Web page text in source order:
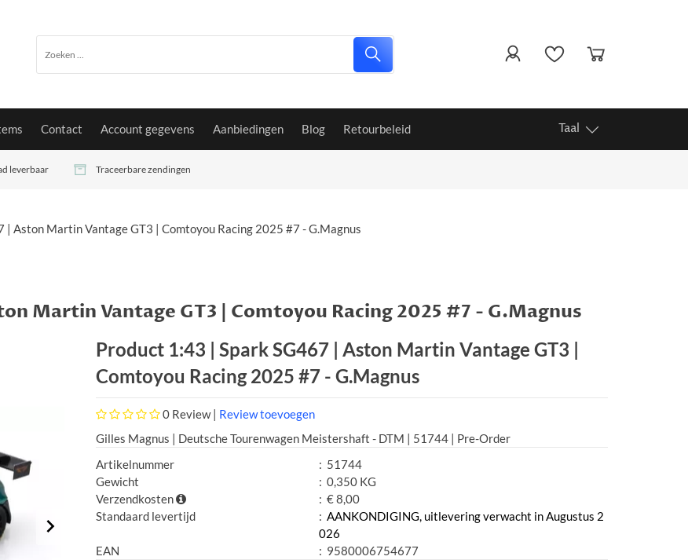
Contact Account gegevens Aanbiedingen Blog Retourbeleid Taal
leverbaar Traceerbare zendingen
| Aston Martin Vantage GT3 | Comtoyou Racing 2025 #7 - G.Magnus
Martin Vantage GT3 | Comtoyou Racing 2025 #7 - G.Magnus
Product 1:43 | Spark SG467 | Aston Martin Vantage GT3 |
Comtoyou Racing 2025 #7 - G.Magnus
0Review | Review toevoegen
Gilles Magnus | Deutsche Tourenwagen Meistershaft - DTM | 51744 | Pre-Order
Artikelnummer
: 51744
Gewicht
: 0,350 KG
Verzendkosten
: € 8,00
Standaard levertijd
: AANKONDIGING, uitlevering verwacht in Augustus 2
026
EAN
: 9580006754677